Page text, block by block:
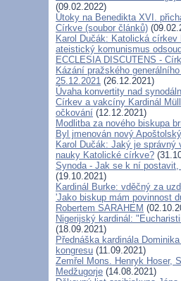
(09.02.2022)
Útoky na Benedikta XVI.
Církve (soubor článků)
Karol Dučák: Katolická církev
ateistický komunismus
ECCLESIA DISCUTENS -
Kázání pražského
25.12.2021 (26.12.2021)
Úvaha konvertity nad
Církev a vakcíny Kardinál
očkování (12.12.2021)
Modlitba za nového biskupa
Byl jmenován nový
Karol Dučák: Jaký je
nauky Katolické církve?
Synoda - Jak se k ní
(19.10.2021)
Kardinál Burke: vděčný za
'Jako biskup mám povinnost
Robertem SARAHEM
Nigerijský kardinál:
(18.09.2021)
Přednáška kardinála
kongresu (11.09.2021)
Zemřel Mons. Henryk Hoser,
Medžugorje (14.08.2021)